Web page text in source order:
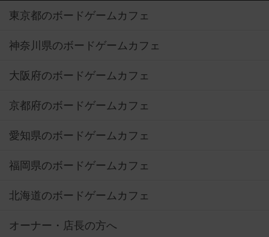
東京都のボードゲームカフェ
神奈川県のボードゲームカフェ
大阪府のボードゲームカフェ
京都府のボードゲームカフェ
愛知県のボードゲームカフェ
福岡県のボードゲームカフェ
北海道のボードゲームカフェ
オーナー・店長の方へ